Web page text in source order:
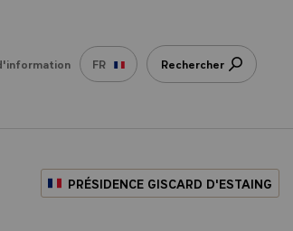
FR Rechercher
PRÉSIDENCE GISCARD D'ESTAING